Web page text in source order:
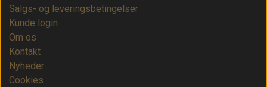
Salgs- og leveringsbetingelser
Kunde login
Om os
Kontakt
Nyheder
Cookies